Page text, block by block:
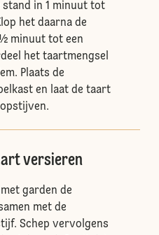
stand in 1 minuut tot
het daarna de
minuut tot een
het taartmengsel
Plaats de
en laat de taart
versieren
garden de
met de
Schep vervolgens